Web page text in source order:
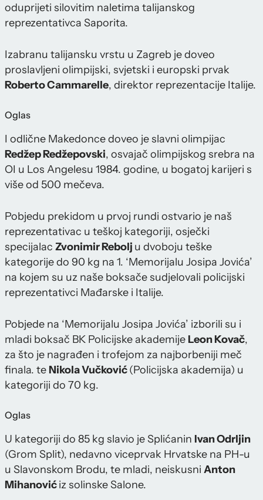
oduprijeti silovitim naletima talijanskog
reprezentativca Saporita.
Izabranu talijansku vrstu u Zagreb je doveo
proslavljeni olimpijski, svjetski i europski prvak
Roberto Cammarelle, direktor reprezentacije Italije.
Oglas
I odlične Makedonce doveo je slavni olimpijac
Redžep Redžepovski, osvajač olimpijskog srebra na
OI u Los Angelesu 1984. godine, u bogatoj karijeri s
više od 500 mečeva.
Pobjedu prekidom u prvoj rundi ostvario je naš
reprezentativac u teškoj kategoriji, osječki
specijalac Zvonimir Rebolj u dvoboju teške
kategorije do 90 kg na 1. ‘Memorijalu Josipa Jovića’
na kojem su uz naše boksače sudjelovali policijski
reprezentativci Mađarske i Italije.
Pobjede na ‘Memorijalu Josipa Jovića’ izborili su i
mladi boksač BK Policijske akademije Leon Kovač,
za što je nagrađen i trofejom za najborbeniji meč
finala. te Nikola Vučković(Policijska akademija) u
kategoriji do 70 kg.
Oglas
U kategoriji do 85 kg slavio je Splićanin Ivan Odrljin
(Grom Split), nedavno viceprvak Hrvatske na PH-u
u Slavonskom Brodu, te mladi, neiskusni Anton
Mihanovićiz solinske Salone.